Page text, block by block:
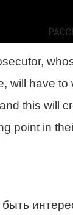
will have to
this will
point in